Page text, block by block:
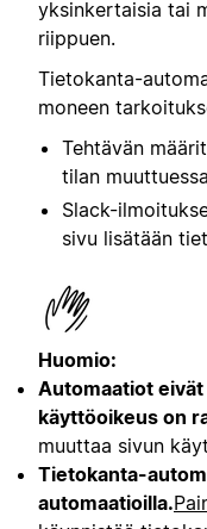
yksinkertaisia tai
riippuen.
Tietokanta-
moneen
Tehtävän
tilan
Slack-
sivu lisätään
Huomio:
Automaatiot
käyttöoikeus on
muuttaa sivun
Tietokanta-
automaatioilla.